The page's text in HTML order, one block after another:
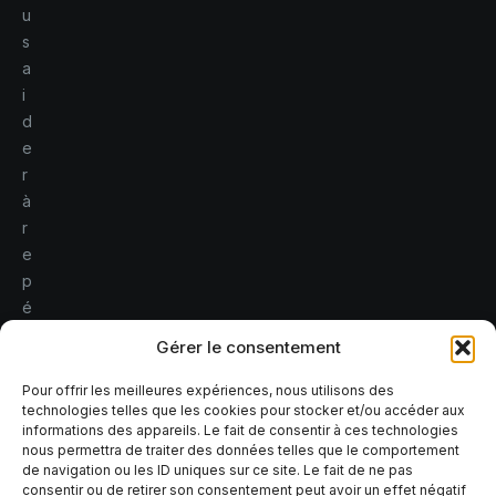
Gérer le consentement
Pour offrir les meilleures expériences, nous utilisons des
technologies telles que les cookies pour stocker et/ou accéder aux
informations des appareils. Le fait de consentir à ces technologies
nous permettra de traiter des données telles que le comportement
de navigation ou les ID uniques sur ce site. Le fait de ne pas
consentir ou de retirer son consentement peut avoir un effet négatif
u
s
a
i
d
e
r
à
r
e
p
é
r
l
e
s